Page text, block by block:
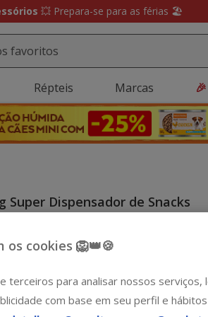
💥 Prepara-se para as férias 🏖️
Répteis Marcas
Super Dispensador de Snacks
c/ cupão 💰
cookies 🦁👑🍪
terceiros para analisar nossos serviços,
com base em seu perfil e